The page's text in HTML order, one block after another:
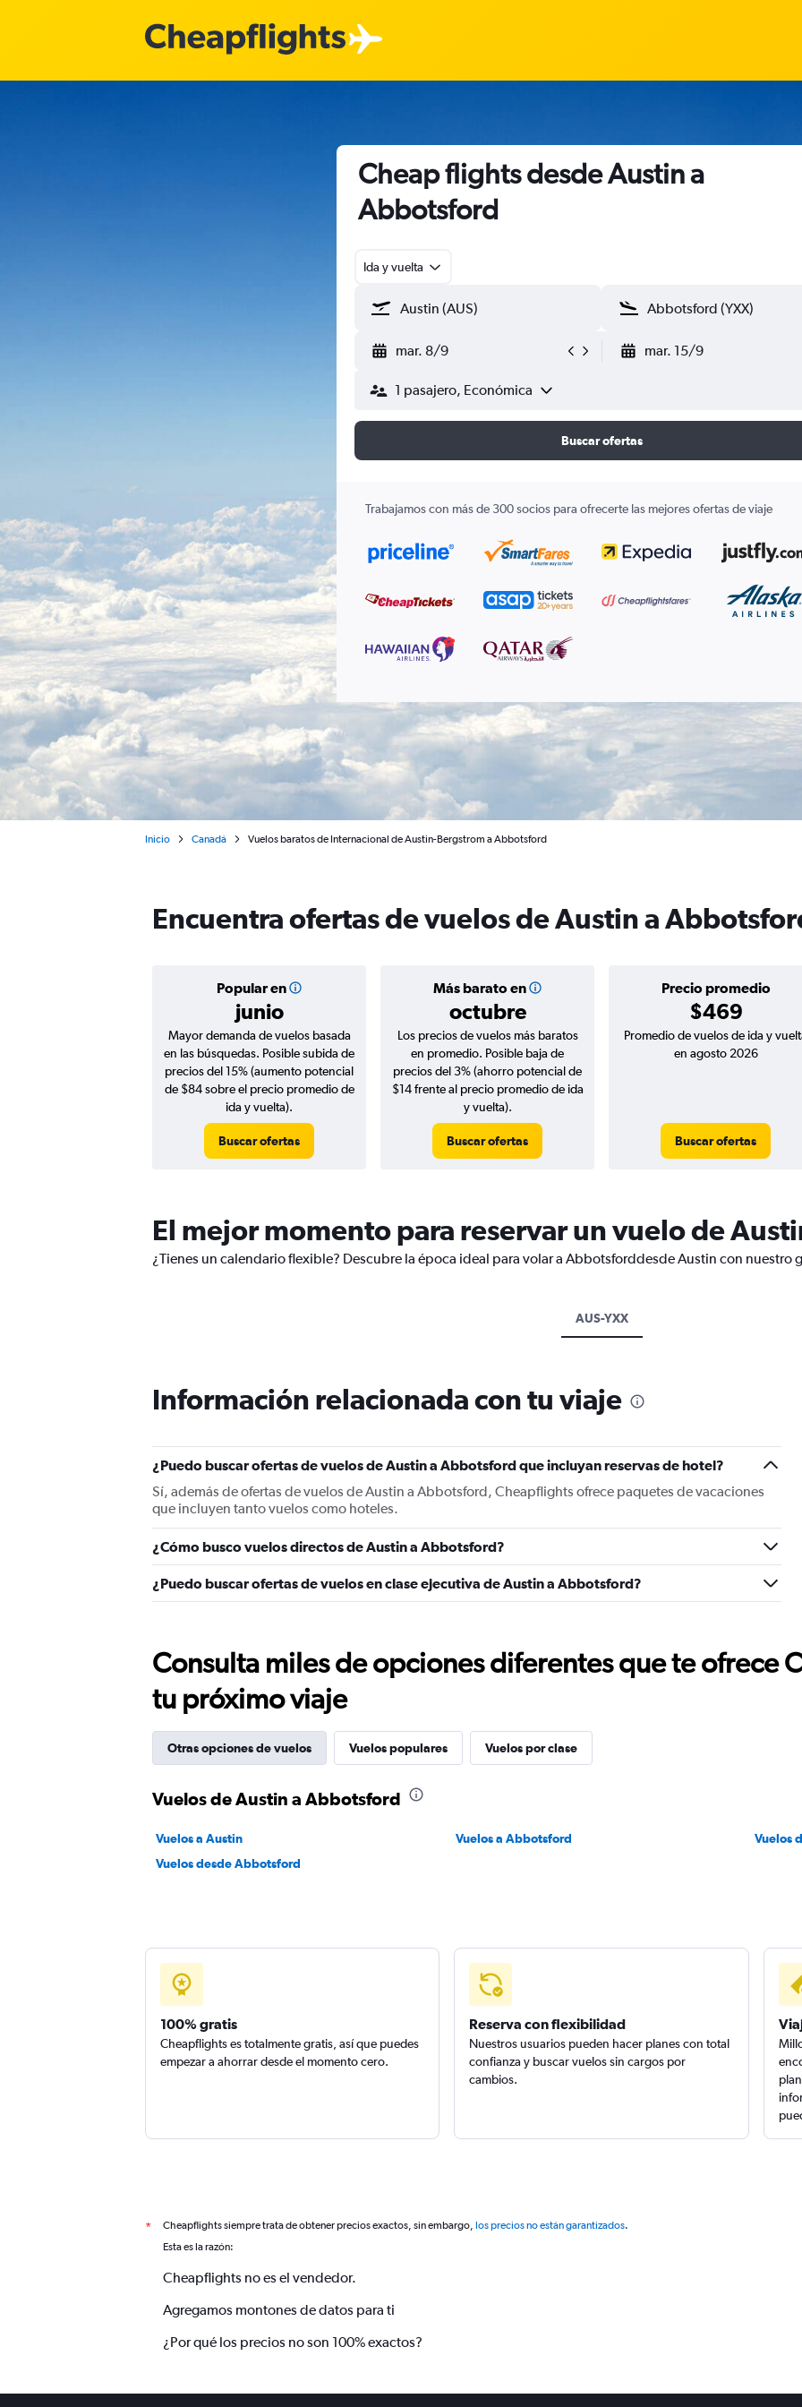
Cheap flights desde Austin a
Abbotsford
Ida y vuelta
mar. 8/9 mar. 15/9
1 pasajero, Económica
Buscar ofertas
Trabajamos con más de 300 socios para ofrecerte las mejores ofertas de viaje
Inicio Canadá Vuelos baratos de Internacional de Austin-Bergstrom a Abbotsford
Encuentra ofertas de vuelos de Austin a
Popular en
junio
Más barato en
octubre
Precio promedio
$469
Mayor demanda de vuelos basada
en las búsquedas. Posible subida de
precios del 15% (aumento potencial
de $84 sobre el precio promedio de
ida y vuelta).
Buscar ofertas
Los precios de vuelos más baratos
en promedio. Posible baja de
precios del 3% (ahorro potencial de
$14 frente al precio promedio de ida
y vuelta).
Buscar ofertas
Promedio de vuelos de ida y
en agosto 2026
Buscar ofertas
El mejor momento para reservar un vuelo de
¿Tienes un calendario flexible? Descubre la época ideal para volar a Abbotsforddesde Austin con
AUS-YXX
Información relacionada con tu viaje
¿Puedo buscar ofertas de vuelos de Austin a Abbotsford que incluyan reservas de hotel?
Sí, además de ofertas de vuelos de Austin a Abbotsford, Cheapflights ofrece paquetes de vacaciones
que incluyen tanto vuelos como hoteles.
¿Cómo busco vuelos directos de Austin a Abbotsford?
¿Puedo buscar ofertas de vuelos en clase ejecutiva de Austin a Abbotsford?
Consulta miles de opciones diferentes que te ofrece
tu próximo viaje
Otras opciones de vuelos Vuelos populares Vuelos por clase
Vuelos de Austin a Abbotsford
Vuelos a Austin Vuelos a Abbotsford
Vuelos
Vuelos desde Abbotsford
100% gratis
Cheapflights es totalmente gratis, así que puedes
empezar a ahorrar desde el momento cero.
Reserva con flexibilidad
Nuestros usuarios pueden hacer planes con total
confianza y buscar vuelos sin cargos por
cambios.
* Cheapflights siempre trata de obtener precios exactos, sin embargo, los precios no están garantizados.
Esta es la razón:
Cheapflights no es el vendedor.
Agregamos montones de datos para ti
¿Por qué los precios no son 100% exactos?